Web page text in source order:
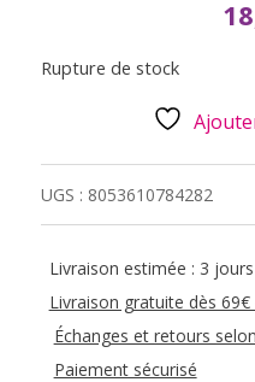
Rupture de stock
UGS : 8053610784282
Livraison estimée : 3
Livraison gratuite dès 69€
Échanges et retours
Paiement sécurisé